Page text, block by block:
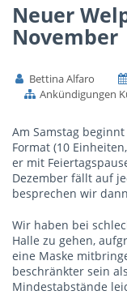
Neuer
November
Bettina Alfaro
Ankündigungen
Am Samstag
Format (10
er mit
Dezember fällt auf
besprechen wir
Wir haben bei
Halle zu gehen,
eine Maske
beschränkter sein
Mindestabstände